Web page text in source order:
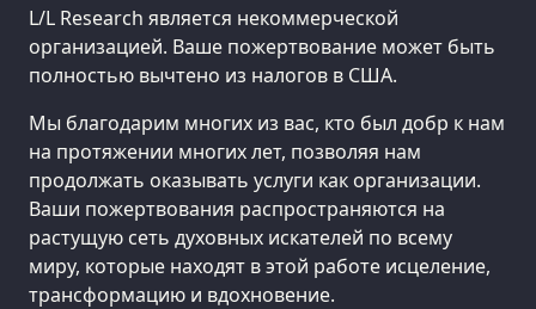
L/L Research является некоммерческой
организацией. Ваше пожертвование может быть
полностью вычтено из налогов в США.
Мы благодарим многих из вас, кто был добр к нам
на протяжении многих лет, позволяя нам
продолжать оказывать услуги как организации.
Ваши пожертвования распространяются на
растущую сеть духовных искателей по всему
миру, которые находят в этой работе исцеление,
трансформацию и вдохновение.